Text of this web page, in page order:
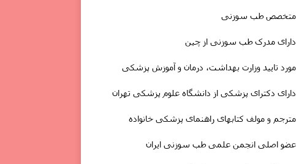
متخصص طب سوزنی
دارای مدرک طب سوزنی از چین
مورد تایید وزارت بهداشت، درمان و آموزش پزشکی
دارای دکترای پزشکی از دانشگاه علوم پزشکی تهران
مترجم و مولف کتابهای راهنمای پزشکی خانواده
عضو اصلی انجمن علمی طب سوزنی ایران